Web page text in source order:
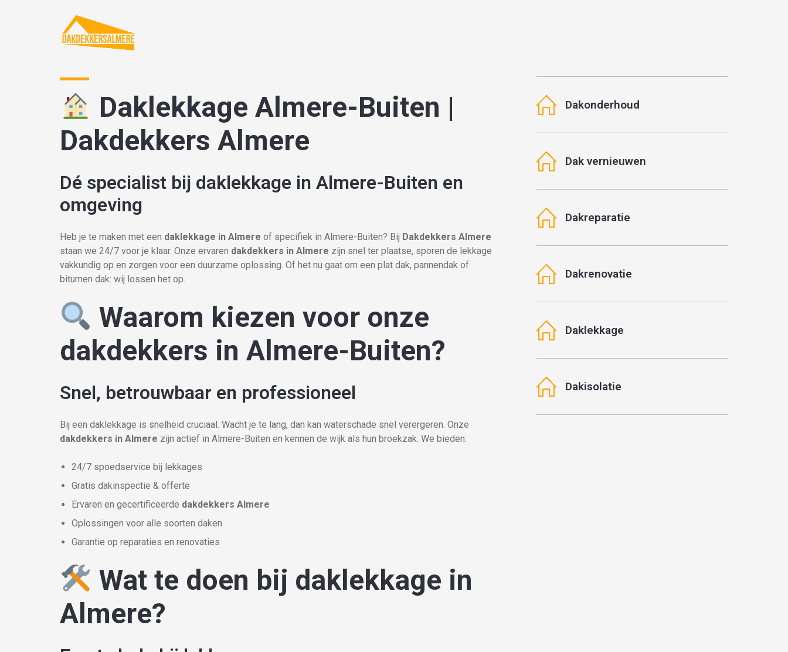
Daklekkage Almere-Buiten |
Dakdekkers Almere
Dé specialist bij daklekkage in Almere-Buiten en
omgeving
Heb je te maken met een daklekkage in Almere of specifiek in Almere-Buiten? Bij Dakdekkers Almere
staan we 24/7 voor je klaar. Onze ervaren dakdekkers in Almere zijn snel ter plaatse, sporen de lekkage
vakkundig op en zorgen voor een duurzame oplossing. Of het nu gaat om een plat dak, pannendak of
bitumen dak: wij lossen het op.
Waarom kiezen voor onze
dakdekkers in Almere-Buiten?
Snel, betrouwbaar en professioneel
Bij een daklekkage is snelheid cruciaal. Wacht je te lang, dan kan waterschade snel verergeren. Onze
dakdekkers in Almere zijn actief in Almere-Buiten en kennen de wijk als hun broekzak. We bieden:
24/7 spoedservice bij lekkages
Gratis dakinspectie & offerte
Ervaren en gecertificeerde dakdekkers Almere
Oplossingen voor alle soorten daken
Garantie op reparaties en renovaties
Wat te doen bij daklekkage in
Almere?
Dakonderhoud
Dak vernieuwen
Dakreparatie
Dakrenovatie
Daklekkage
Dakisolatie